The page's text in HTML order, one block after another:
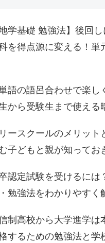
地学基礎 勉強法】後回
を得点源に変える！単
語の語呂合わせで楽し
から受験生まで使える
ースクールのメリット
子どもと親が知ってお
認定試験を受けるには
勉強法をわかりやすく
制高校から大学進学は
するための勉強法と学